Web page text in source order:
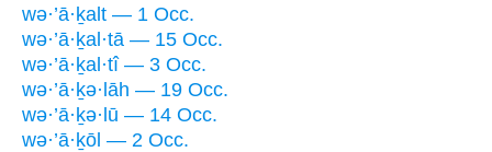
wə·’ā·ḵalt — 1 Occ.
wə·’ā·ḵal·tā — 15 Occ.
wə·’ā·ḵal·tî — 3 Occ.
wə·’ā·ḵə·lāh — 19 Occ.
wə·’ā·ḵə·lū — 14 Occ.
wə·’ā·ḵōl — 2 Occ.